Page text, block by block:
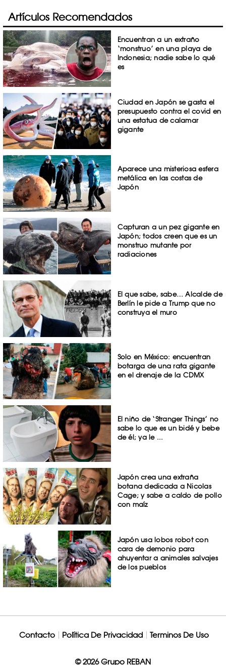
Artículos Recomendados
Encuentran a un extraño
‘monstruo’ en una playa de
Indonesia; nadie sabe lo qué
es
Ciudad en Japón se gasta el
presupuesto contra el covid en
una estatua de calamar
gigante
Aparece una misteriosa esfera
metálica en las costas de
Japón
Capturan a un pez gigante en
Japón; todos creen que es un
monstruo mutante por
radiaciones
El que sabe, sabe… Alcalde de
Berlín le pide a Trump que no
construya el muro
Solo en México: encuentran
botarga de una rata gigante
en el drenaje de la CDMX
El niño de ‘Stranger Things’ no
sabe lo que es un bidé y bebe
de él; ya le ...
Japón crea una extraña
botana dedicada a Nicolas
Cage; y sabe a caldo de pollo
con maíz
Japón usa lobos robot con
cara de demonio para
ahuyentar a animales salvajes
de los pueblos
Contacto Política De Privacidad Terminos De Uso
© 2026 Grupo REBAN